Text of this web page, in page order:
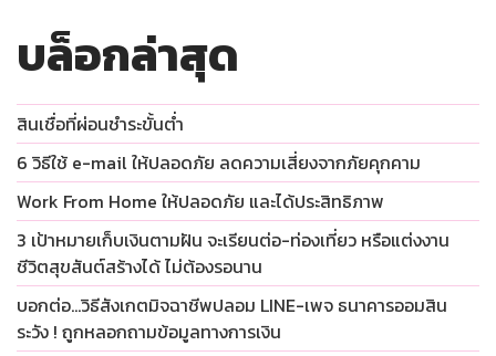
บล็อกล่าสุด
สินเชื่อที่ผ่อนชำระขั้นต่ำ
6 วิธีใช้ e-mail ให้ปลอดภัย ลดความเสี่ยงจากภัยคุกคาม
Work From Home ให้ปลอดภัย และได้ประสิทธิภาพ
3 เป้าหมายเก็บเงินตามฝัน จะเรียนต่อ-ท่องเที่ยว หรือแต่งงาน
ชีวิตสุขสันต์สร้างได้ ไม่ต้องรอนาน
บอกต่อ…วิธีสังเกตมิจฉาชีพปลอม LINE-เพจ ธนาคารออมสิน
ระวัง ! ถูกหลอกถามข้อมูลทางการเงิน